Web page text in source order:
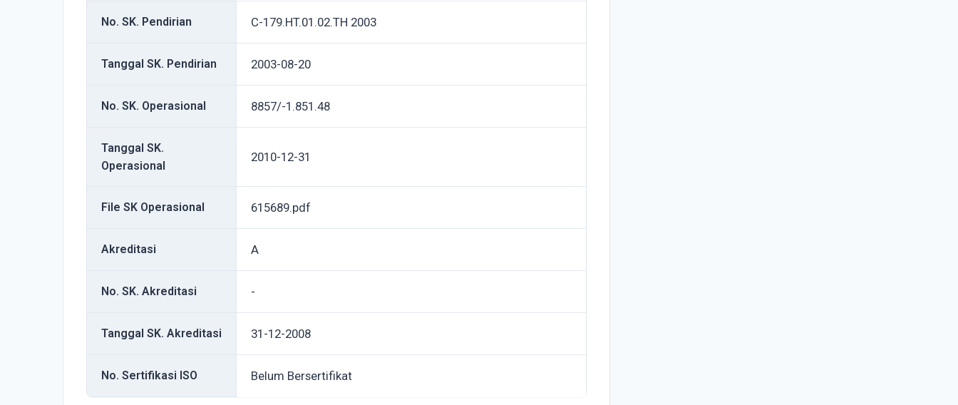
No. SK. Pendirian C-179.HT.01.02.TH 2003
Tanggal SK. Pendirian 2003-08-20
No. SK. Operasional 8857/-1.851.48
Tanggal SK.
Operasional
2010-12-31
File SK Operasional 615689.pdf
Akreditasi A
No. SK. Akreditasi -
Tanggal SK. Akreditasi 31-12-2008
No. Sertifikasi ISO Belum Bersertifikat